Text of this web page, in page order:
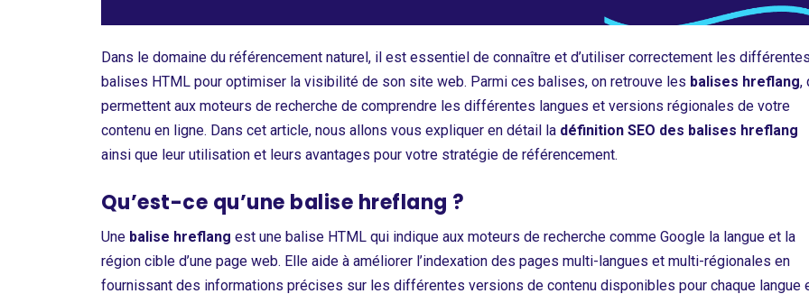
Dans le domaine du référencement naturel, il est essentiel de connaître et d’utiliser correctement les
balises HTML pour optimiser la visibilité de son site web. Parmi ces balises, on retrouve les balises hreflang,
permettent aux moteurs de recherche de comprendre les différentes langues et versions régionales de votre
contenu en ligne. Dans cet article, nous allons vous expliquer en détail la définition SEO des balises hreflang
ainsi que leur utilisation et leurs avantages pour votre stratégie de référencement.
Qu’est-ce qu’une balise hreflang ?
Une balise hreflang est une balise HTML qui indique aux moteurs de recherche comme Google la langue et la
région cible d’une page web. Elle aide à améliorer l’indexation des pages multi-langues et multi-régionales en
fournissant des informations précises sur les différentes versions de contenu disponibles pour chaque langue